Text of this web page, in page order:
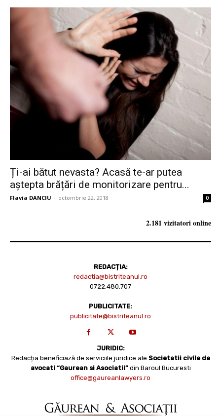
Ți-ai bătut nevasta? Acasă te-ar putea
aștepta brățări de monitorizare pentru...
Flavia DANCIU - octombrie 22, 2018 0
2.181 vizitatori online
REDACȚIA:
redactia@bistriteanul.ro
0722.480.707
PUBLICITATE:
publicitate@bistriteanul.ro
JURIDIC:
Redacția beneficiază de serviciile juridice ale Societatii civile de
avocati “Gaurean si Asociatii” din Baroul Bucuresti
office@gaureanlawyers.ro